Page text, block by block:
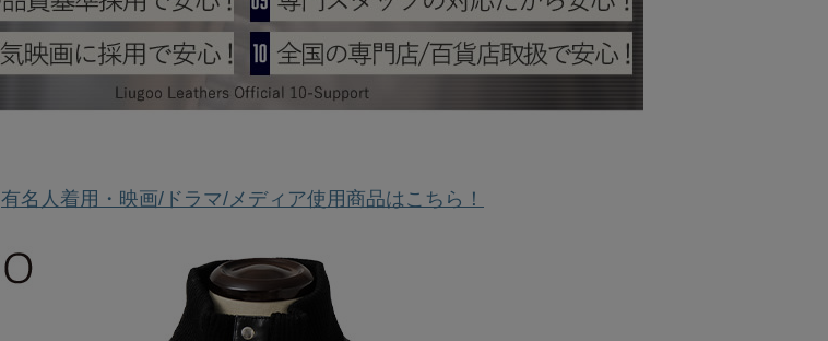
有名人着用・映画/ドラマ/メディア使用商品はこちら！